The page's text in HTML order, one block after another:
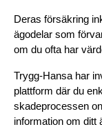
Deras försäkring
ägodelar som
om du ofta har
Trygg-Hansa har
plattform där du
skadeprocessen
information om ditt